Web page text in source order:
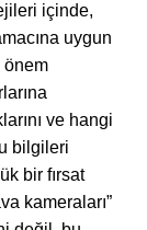
içinde,
uygun
önem
ve hangi
bilgileri
bir fırsat
kameraları”